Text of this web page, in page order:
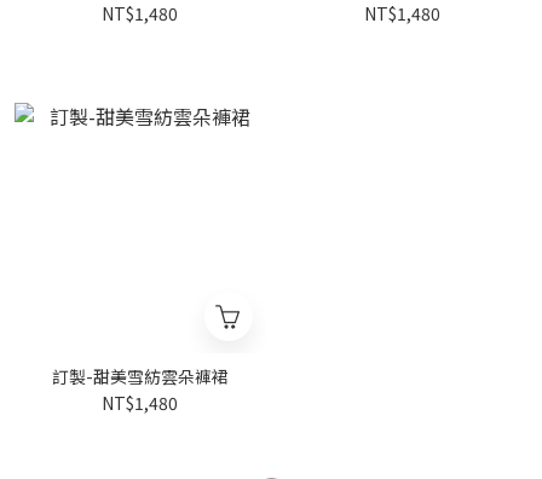
NT$1,480
NT$1,480
訂製-甜美雪紡雲朵褲裙
NT$1,480